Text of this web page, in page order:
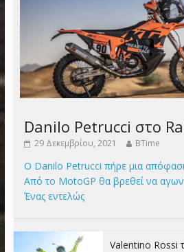
Danilo Petrucci στο
29 Δεκεμβρίου, 2021 BTime
Ο Danilo Petrucci πήρε μια
Από το MotoGP θα βρεθεί να
Ένας εντελώς
Valentino Rossi